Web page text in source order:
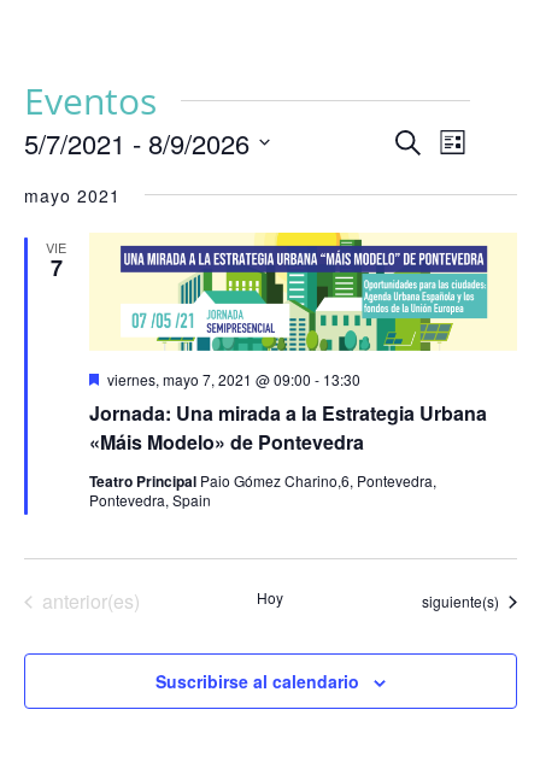
Eventos
DE
Y
VISTAS
DE
Buscar
DE
VISTAS
EVENTO
Lista
5/7/2021 - 8/9/2026
la
fecha.
mayo 2021
VIE
7
Jornada: Una mirada a la Estrategia Urbana
«Máis Modelo» de Pontevedra
Destacado
viernes, mayo 7, 2021 @ 09:00 - 13:30
Teatro Principal Paio Gómez Charino,6, Pontevedra,
Pontevedra, Spain
Eventos
anterior(es) Hoy Eventos
siguiente(s)
Suscribirse al calendario